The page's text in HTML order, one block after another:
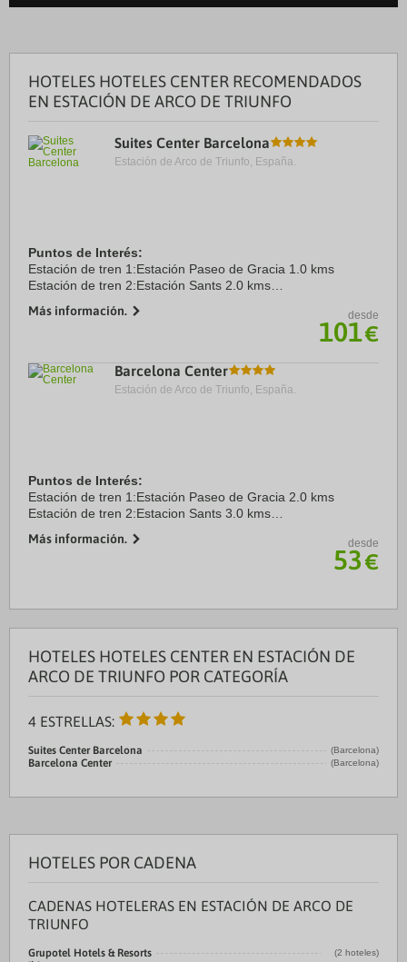
HOTELES HOTELES CENTER RECOMENDADOS
EN ESTACIÓN DE ARCO DE TRIUNFO
Suites Center Barcelona
Estación de Arco de Triunfo, España.
Puntos de Interés:
Estación de tren 1:Estación Paseo de Gracia 1.0 kms
Estación de tren 2:Estación Sants 2.0 kms
Aeropuerto 2:Girona 100.0 kms
Más información. desde
101€
Barcelona Center
Estación de Arco de Triunfo, España.
Puntos de Interés:
Estación de tren 1:Estación Paseo de Gracia 2.0 kms
Estación de tren 2:Estacion Sants 3.0 kms
Aeropuerto 2:Girona 100.0 kms
Más información. desde
53€
HOTELES HOTELES CENTER EN ESTACIÓN DE
ARCO DE TRIUNFO POR CATEGORÍA
4 ESTRELLAS:
Suites Center Barcelona (Barcelona)
Barcelona Center (Barcelona)
HOTELES POR CADENA
CADENAS HOTELERAS EN ESTACIÓN DE ARCO DE
TRIUNFO
Grupotel Hotels & Resorts (2 hoteles)